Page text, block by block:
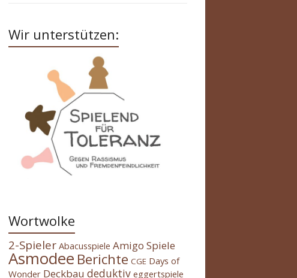
Wir unterstützen:
Wortwolke
2-Spieler Abacusspiele Amigo Spiele
Asmodee Berichte CGE Days of
Wonder Deckbau deduktiv eggertspiele